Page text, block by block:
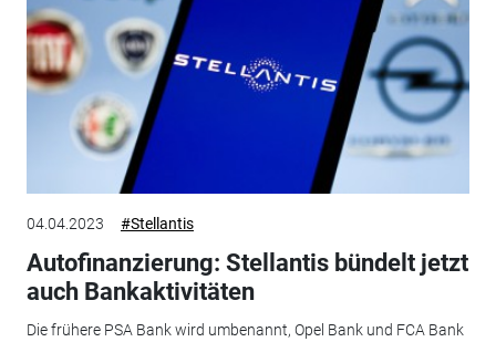
04.04.2023 #Stellantis
Autofinanzierung: Stellantis bündelt jetzt
auch Bankaktivitäten
Die frühere PSA Bank wird umbenannt, Opel Bank und FCA Bank